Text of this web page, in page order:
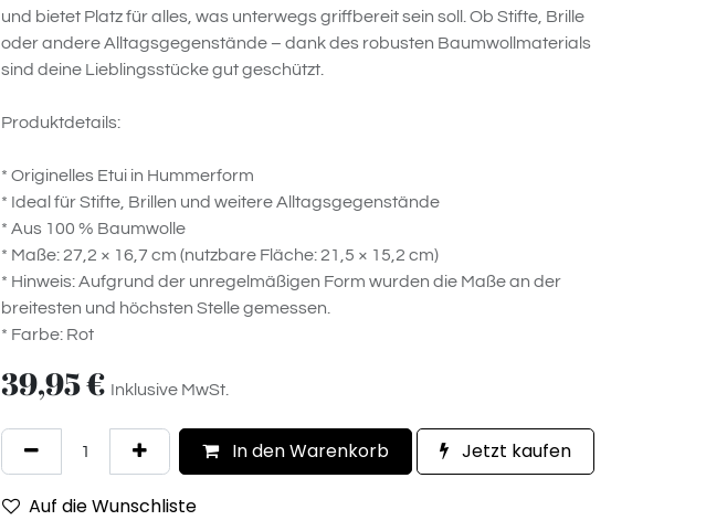
und bietet Platz für alles, was unterwegs griffbereit sein soll. Ob Stifte, Brille
oder andere Alltagsgegenstände – dank des robusten Baumwollmaterials
sind deine Lieblingsstücke gut geschützt.
Produktdetails:
* Originelles Etui in Hummerform
* Ideal für Stifte, Brillen und weitere Alltagsgegenstände
* Aus 100 % Baumwolle
* Maße: 27,2 × 16,7 cm (nutzbare Fläche: 21,5 × 15,2 cm)
* Hinweis: Aufgrund der unregelmäßigen Form wurden die Maße an der
breitesten und höchsten Stelle gemessen.
* Farbe: Rot
39,95€ Inklusive MwSt.
In den Warenkorb Jetzt kaufen
Auf die Wunschliste